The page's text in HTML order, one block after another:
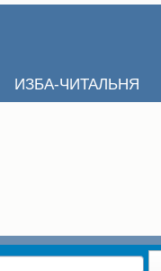
ИЗБА-ЧИТАЛЬНЯ